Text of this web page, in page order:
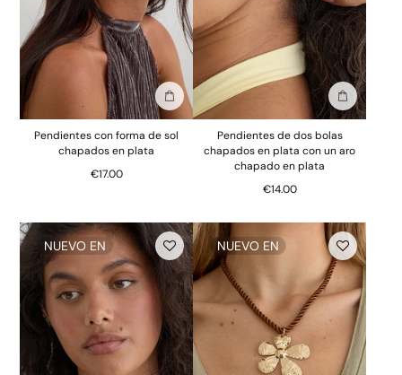
Añadir a la bolsa
Pendientes con forma de sol
chapados en plata
€17.00
Añadir a la
Pendientes de dos bolas
chapados en plata con un aro
chapado en plata
€14.00
NUEVO EN NUEVO EN